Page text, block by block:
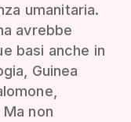
umanitaria.
avrebbe
basi anche in
Guinea
non